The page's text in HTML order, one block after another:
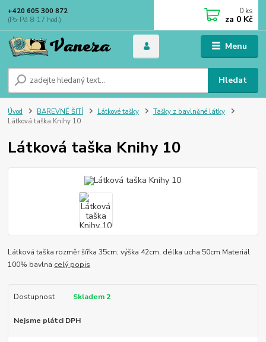
Menu
Hledat
+420 605 300 872
(Po-Pá 8-17 hod.)
0 ks
za 0 Kč
Úvod BAREVNÉ ŠITÍ Látkové tašky
Tašky z bavlněné látky
Látková taška Knihy 10
Látková taška Knihy 10
Látková taška rozměr šířka 35cm, výška 42cm, délka ucha 50cm Materiál
100% bavlna celý popis
Dostupnost Skladem 2
Nejsme plátci DPH